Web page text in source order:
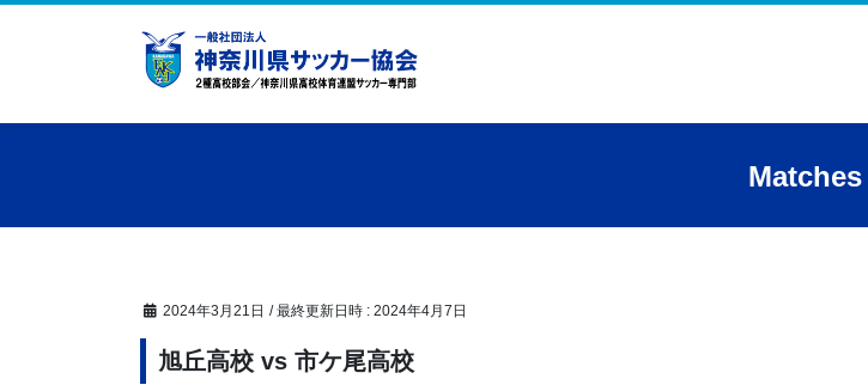
ツ
シ
Matches
2024年3月21日 / 最終更新日時 : 2024年4月7日
旭丘高校 vs 市ケ尾高校